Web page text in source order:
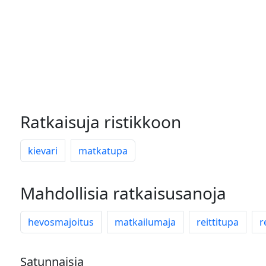
Ratkaisuja ristikkoon
kievari matkatupa
Mahdollisia ratkaisusanoja
hevosmajoitus matkailumaja reittitupa
Satunnaisia